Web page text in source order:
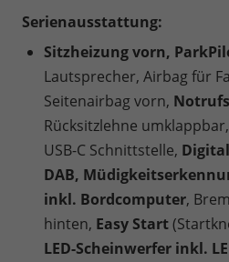
Serienausstattung:
Sitzheizung vorn,
Lautsprecher, Airbag für
Seitenairbag vorn,
Rücksitzlehne
USB-C Schnittstelle,
DAB,
inkl. Bordcomputer,
hinten, Easy Start
LED-Scheinwerfer inkl.